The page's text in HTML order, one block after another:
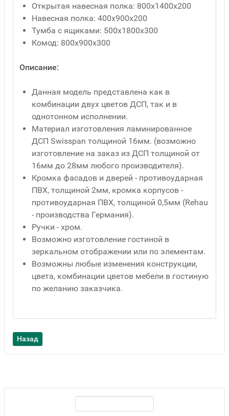
Открытая навесная полка: 800х1400х200
Навесная полка: 400х900х200
Тумба с ящиками: 500х1800х300
Комод: 800х900х300
Описание:
Данная модель представлена как в
комбинации двух цветов ДСП, так и в
однотонном исполнении.
Материал изготовления ламинированное
ДСП Swisspan толщиной 16мм. (возможно
изготовление на заказ из ДСП толщиной от
16мм до 28мм любого производителя).
Кромка фасадов и дверей - противоударная
ПВХ, толщиной 2мм, кромка корпусов -
противоударная ПВХ, толщиной 0,5мм (Rehau
- производства Германия).
Ручки - хром.
Возможно изготовление гостиной в
зеркальном отображении или по элементам.
Возможны любые изменения конструкции,
цвета, комбинации цветов мебели в гостиную
по желанию заказчика.